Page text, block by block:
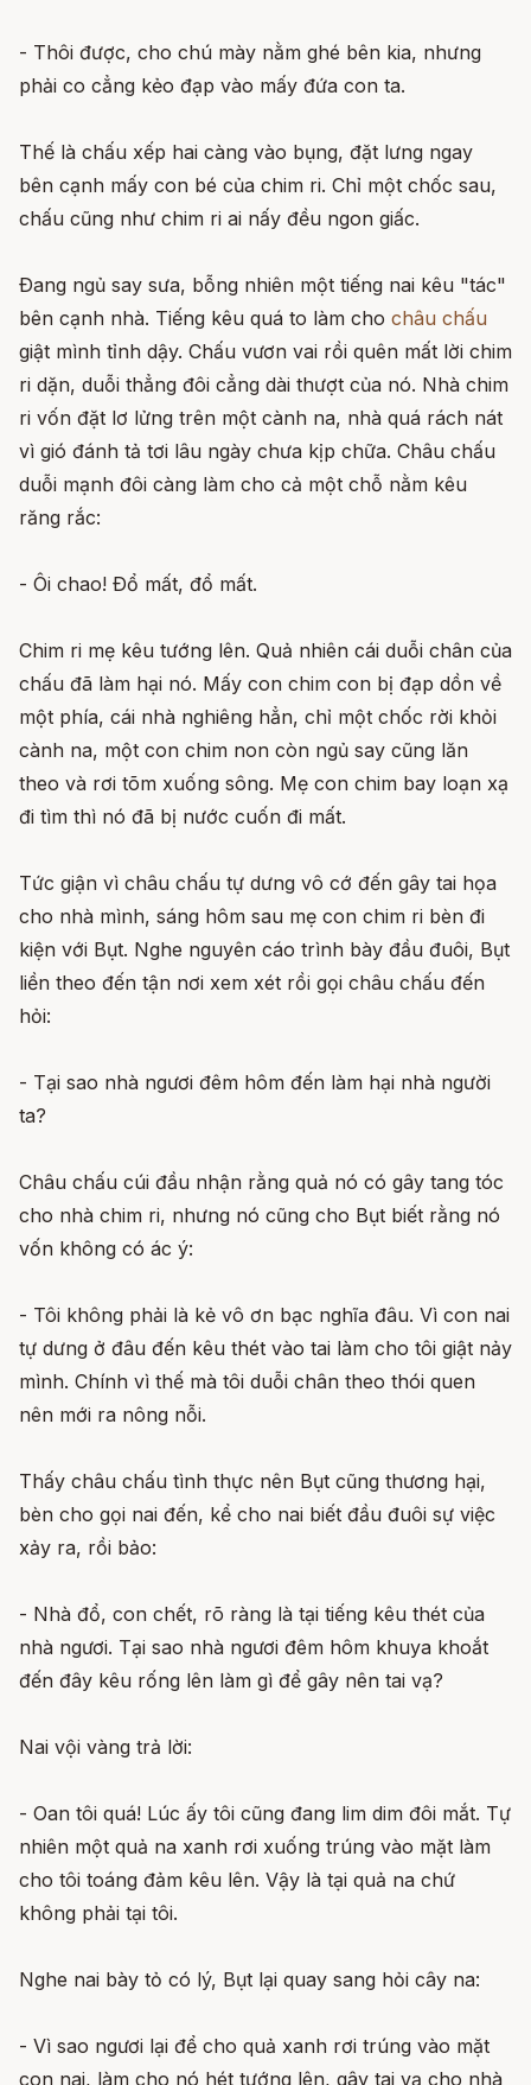
- Thôi được, cho chú mày nằm ghé bên kia, nhưng
phải co cẳng kẻo đạp vào mấy đứa con ta.
Thế là chấu xếp hai càng vào bụng, đặt lưng ngay
bên cạnh mấy con bé của chim ri. Chỉ một chốc sau,
chấu cũng như chim ri ai nấy đều ngon giấc.
Ðang ngủ say sưa, bỗng nhiên một tiếng nai kêu "tác"
bên cạnh nhà. Tiếng kêu quá to làm cho châu chấu
giật mình tỉnh dậy. Chấu vươn vai rồi quên mất lời chim
ri dặn, duỗi thẳng đôi cẳng dài thượt của nó. Nhà chim
ri vốn đặt lơ lửng trên một cành na, nhà quá rách nát
vì gió đánh tả tơi lâu ngày chưa kịp chữa. Châu chấu
duỗi mạnh đôi càng làm cho cả một chỗ nằm kêu
răng rắc:
- Ôi chao! Ðổ mất, đổ mất.
Chim ri mẹ kêu tướng lên. Quả nhiên cái duỗi chân của
chấu đã làm hại nó. Mấy con chim con bị đạp dồn về
một phía, cái nhà nghiêng hẳn, chỉ một chốc rời khỏi
cành na, một con chim non còn ngủ say cũng lăn
theo và rơi tõm xuống sông. Mẹ con chim bay loạn xạ
đi tìm thì nó đã bị nước cuốn đi mất.
Tức giận vì châu chấu tự dưng vô cớ đến gây tai họa
cho nhà mình, sáng hôm sau mẹ con chim ri bèn đi
kiện với Bụt. Nghe nguyên cáo trình bày đầu đuôi, Bụt
liền theo đến tận nơi xem xét rồi gọi châu chấu đến
hỏi:
- Tại sao nhà ngươi đêm hôm đến làm hại nhà người
ta?
Châu chấu cúi đầu nhận rằng quả nó có gây tang tóc
cho nhà chim ri, nhưng nó cũng cho Bụt biết rằng nó
vốn không có ác ý:
- Tôi không phải là kẻ vô ơn bạc nghĩa đâu. Vì con nai
tự dưng ở đâu đến kêu thét vào tai làm cho tôi giật nảy
mình. Chính vì thế mà tôi duỗi chân theo thói quen
nên mới ra nông nỗi.
Thấy châu chấu tình thực nên Bụt cũng thương hại,
bèn cho gọi nai đến, kể cho nai biết đầu đuôi sự việc
xảy ra, rồi bảo:
- Nhà đổ, con chết, rõ ràng là tại tiếng kêu thét của
nhà ngươi. Tại sao nhà ngươi đêm hôm khuya khoắt
đến đây kêu rống lên làm gì để gây nên tai vạ?
Nai vội vàng trả lời:
- Oan tôi quá! Lúc ấy tôi cũng đang lim dim đôi mắt. Tự
nhiên một quả na xanh rơi xuống trúng vào mặt làm
cho tôi toáng đảm kêu lên. Vậy là tại quả na chứ
không phải tại tôi.
Nghe nai bày tỏ có lý, Bụt lại quay sang hỏi cây na:
- Vì sao ngươi lại để cho quả xanh rơi trúng vào mặt
con nai, làm cho nó hét tướng lên, gây tai vạ cho nhà